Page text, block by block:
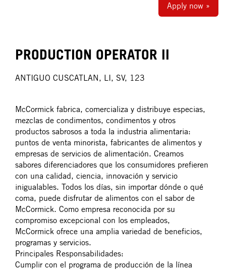
Apply now »
PRODUCTION OPERATOR II
ANTIGUO CUSCATLAN, LI, SV, 123
McCormick fabrica, comercializa y distribuye especias,
mezclas de condimentos, condimentos y otros
productos sabrosos a toda la industria alimentaria:
puntos de venta minorista, fabricantes de alimentos y
empresas de servicios de alimentación. Creamos
sabores diferenciadores que los consumidores prefieren
con una calidad, ciencia, innovación y servicio
inigualables. Todos los días, sin importar dónde o qué
coma, puede disfrutar de alimentos con el sabor de
McCormick. Como empresa reconocida por su
compromiso excepcional con los empleados,
McCormick ofrece una amplia variedad de beneficios,
programas y servicios.
Principales Responsabilidades:
Cumplir con el programa de producción de la línea